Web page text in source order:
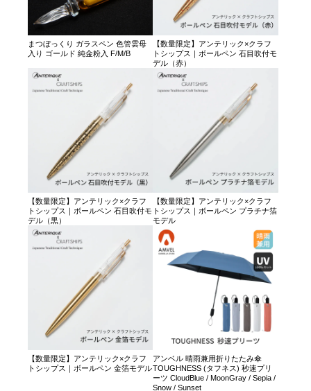
まつぼっくり ガラスペン 色管雲母
入り ゴールド 純金粉入 F/M/B
【数量限定】アンテリック×クラフ
トシップス｜ボールペン 石目吹付モ
デル（赤）
【数量限定】アンテリック×クラフ
トシップス｜ボールペン 石目吹付モ
デル（黒）
【数量限定】アンテリック×クラフ
トシップス｜ボールペン プラチナ箔
モデル
【数量限定】アンテリック×クラフ
トシップス｜ボールペン 金箔モデル
アンベル 晴雨兼用折りたたみ傘
TOUGHNESS (タフネス) 秒速プリ
ーツ CloudBlue / MoonGray / Sepia /
Snow / Sunset